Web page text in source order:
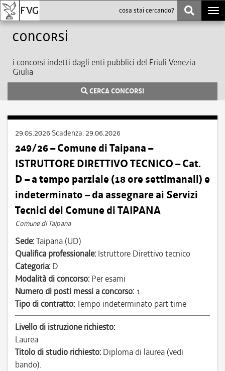
Concorsi
i concorsi indetti dagli enti pubblici del Friuli Venezia
Giulia
CERCA CONCORSI
29.05.2026 Scadenza: 29.06.2026
249/26 – Comune di Taipana –
ISTRUTTORE DIRETTIVO TECNICO – Cat.
D – a tempo parziale (18 ore settimanali) e
indeterminato – da assegnare ai Servizi
Tecnici del Comune di TAIPANA
Comune di Taipana
Sede:Taipana (UD)
Qualifica professionale: Istruttore Direttivo tecnico
Categoria: D
Modalità di concorso: Per esami
Numero di posti messi a concorso: 1
Tipo di contratto:Tempo indeterminato part time
Livello di istruzione richiesto:
Laurea
Titolo di studio richiesto: Diploma di laurea (vedi
bando).